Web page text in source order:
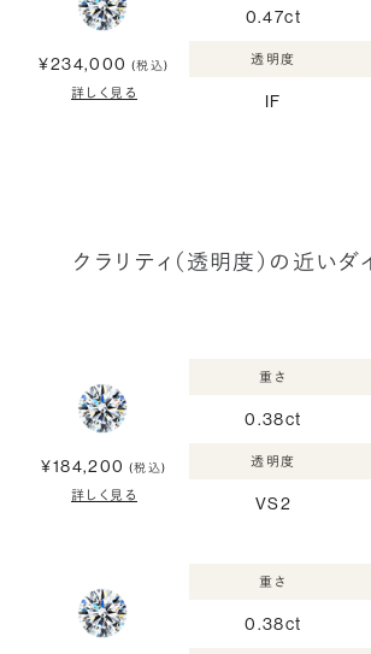
¥234,000 (税込)
詳しく見る
0.47ct
透明度
IF
クラリティ（透明度）の近いダ
¥184,200 (税込)
詳しく見る
重さ
0.38ct
透明度
VS2
重さ
0.38ct